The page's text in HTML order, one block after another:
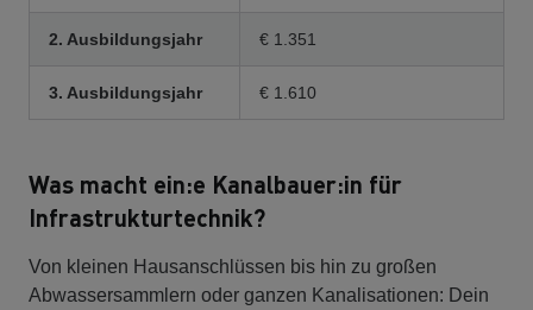
2. Ausbildungsjahr € 1.351
3. Ausbildungsjahr € 1.610
Was macht ein:e Kanalbauer:in für
Infrastrukturtechnik?
Von kleinen Hausanschlüssen bis hin zu großen
Abwassersammlern oder ganzen Kanalisationen: Dein